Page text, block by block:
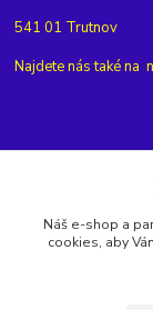
541 01 Trutnov
Najdete nás také na
Náš e-shop a
cookies, aby